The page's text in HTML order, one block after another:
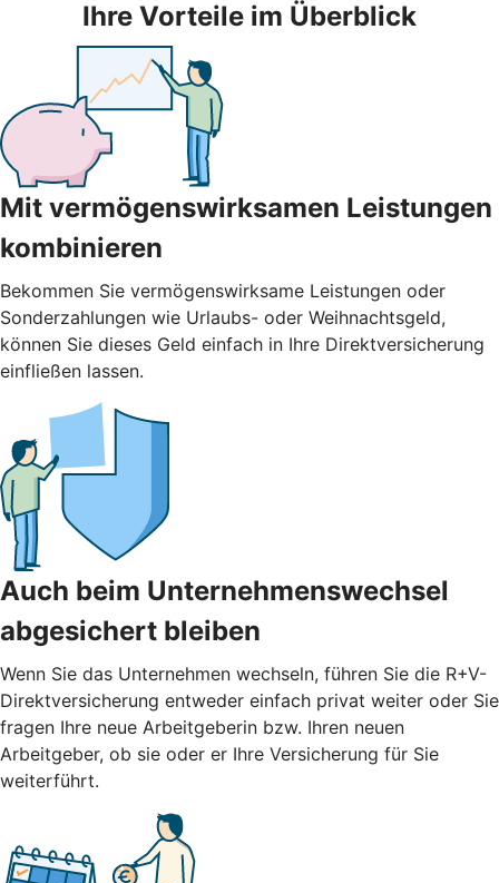
Ihre Vorteile im Überblick
Mit vermögenswirksamen Leistungen
kombinieren
Bekommen Sie vermögenswirksame Leistungen oder
Sonderzahlungen wie Urlaubs- oder Weihnachtsgeld,
können Sie dieses Geld einfach in Ihre Direktversicherung
einfließen lassen.
Auch beim Unternehmenswechsel
abgesichert bleiben
Wenn Sie das Unternehmen wechseln, führen Sie die R+V-
Direktversicherung entweder einfach privat weiter oder Sie
fragen Ihre neue Arbeitgeberin bzw. Ihren neuen
Arbeitgeber, ob sie oder er Ihre Versicherung für Sie
weiterführt.